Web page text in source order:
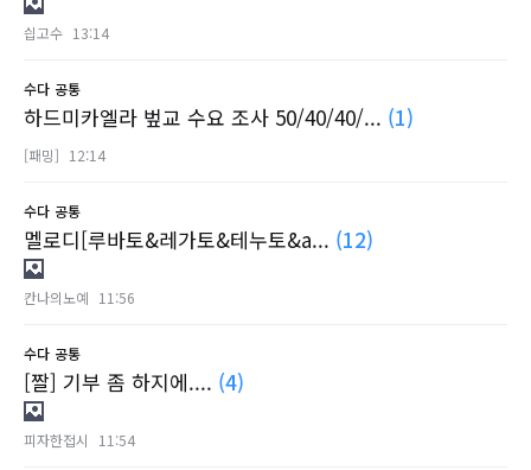
싑고수 13:14
수다 공통
하드미카엘라 벞교 수요 조사 50/40/40/... (1)
[패밍] 12:14
수다 공통
멜로디[루바토&레가토&테누토&a... (12)
칸나의노예 11:56
수다 공통
[짤] 기부 좀 하지에.... (4)
피자한접시 11:54